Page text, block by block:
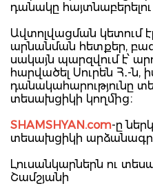
դանակը հայտնաբերելու
Ավտոլվացման կետում
արնանման հետքեր,
սակայն պարզվում է՝
հարվածել Սուրեն Հ․-ն,
դանակահարությունը
տեսախցիկի կողմից։
SHAMSHYAN.com-ը
տեսախցիկի
Լուսանկարներն ու
Շամշյանի